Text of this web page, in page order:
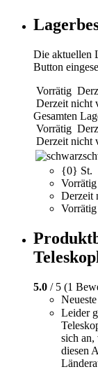
Die aktuellen
Button
Vorrätig
Derzeit nicht
Gesamten
Vorrätig
Derzeit nicht
{0} St.
Derzeit
Vorrätig
5.0 / 5 (1
Leider
sich an,
diesen